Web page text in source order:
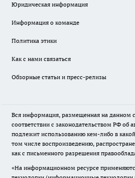
Юридическая информация
Информация о команде
Политика этики
Как с нами связаться
Обзорные статьи и пресс-релизы
Вся информация, размещенная на данном
соответствии с законодательством РФ об
подлежит использованию кем-либо в
том числе воспроизведению,
как с письменного разрешения
«На информационном ресурсе